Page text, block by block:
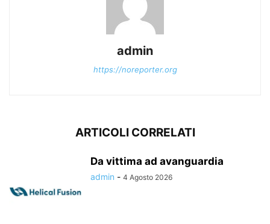
admin
https://noreporter.org
ARTICOLI CORRELATI
Da vittima ad avanguardia
admin - 4 Agosto 2026